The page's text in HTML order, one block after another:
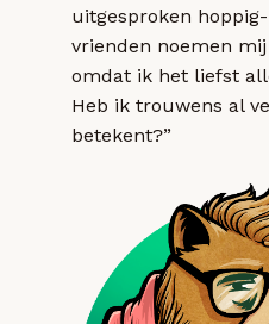
uitgesproken
vrienden noemen
omdat ik het liefst
Heb ik trouwens al
betekent?”